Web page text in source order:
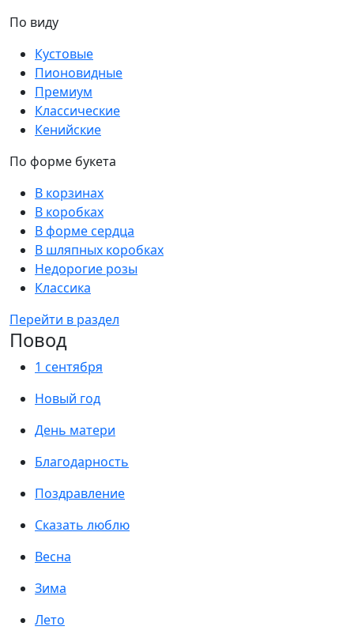
По виду
Кустовые
Пионовидные
Премиум
Классические
Кенийские
По форме букета
В корзинах
В коробках
В форме сердца
В шляпных коробках
Недорогие розы
Классика
Перейти в раздел
Повод
1 сентября
Новый год
День матери
Благодарность
Поздравление
Сказать люблю
Весна
Зима
Лето